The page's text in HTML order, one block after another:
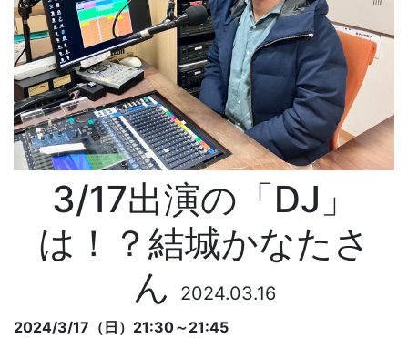
3/17出演の「DJ」
は！？結城かなたさ
ん
2024.03.16
2024/3/17（日）21:30～21:45